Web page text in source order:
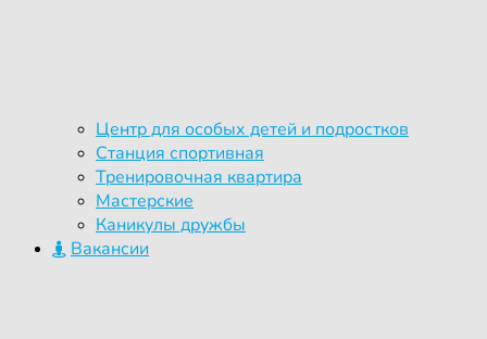
Центр для особых детей и подростков
Станция спортивная
Тренировочная квартира
Мастерские
Каникулы дружбы
Вакансии